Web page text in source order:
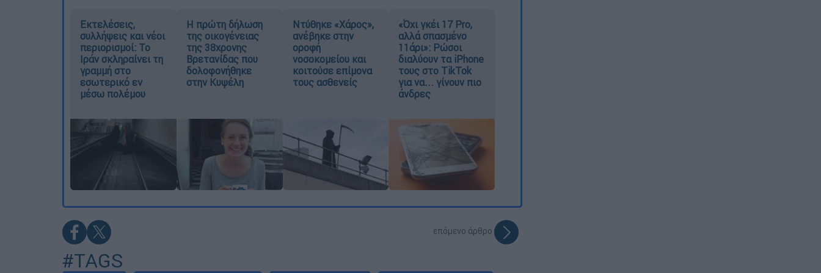
Εκτελέσεις,
συλλήψεις και νέοι
περιορισμοί: Το
Ιράν σκληραίνει τη
γραμμή στο
εσωτερικό εν
μέσω πολέμου
Η πρώτη δήλωση
της οικογένειας
της 38χρονης
Βρετανίδας που
δολοφονήθηκε
στην Κυψέλη
Ντύθηκε «Χάρος»,
ανέβηκε στην
οροφή
νοσοκομείου και
κοιτούσε επίμονα
τους ασθενείς
«Όχι γκέι 17 Pro,
αλλά σπασμένο
11άρι»: Ρώσοι
διαλύουν τα iPhone
τους στο TikTok
για να... γίνουν πιο
άνδρες
επόμενο άρθρο
#TAGS